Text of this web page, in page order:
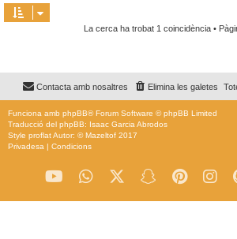
La cerca ha trobat 1 coincidència •
Elimina les galetes
Contacta amb nosaltres
Funciona amb phpBB® Forum Software © phpBB Limited
Traducció del phpBB: Isaac Garcia Abrodos
Style proflatAutor: ©Mazeltof 2017
Privadesa | Condicions